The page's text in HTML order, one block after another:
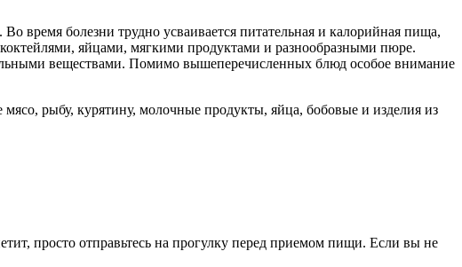
Во время болезни трудно усваивается питательная и калорийная пища,
яйцами, мягкими продуктами и разнообразными пюре.
веществами. Помимо вышеперечисленных блюд особое внимание
рыбу, курятину, молочные продукты, яйца, бобовые и изделия из
просто отправьтесь на прогулку перед приемом пищи. Если вы не